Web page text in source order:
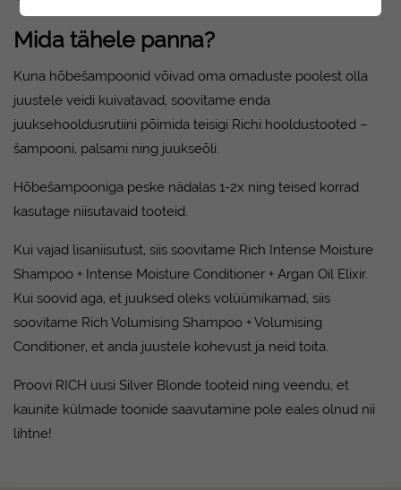
Mida tähele panna?
Kuna hõbešampoonid võivad oma omaduste poolest olla
juustele veidi kuivatavad, soovitame enda
juuksehooldusrutiini põimida teisigi Richi hooldustooted –
šampooni, palsami ning juukseõli.
Hõbešampooniga peske nädalas 1-2x ning teised korrad
kasutage niisutavaid tooteid.
Kui vajad lisaniisutust, siis soovitame Rich Intense Moisture
Shampoo + Intense Moisture Conditioner + Argan Oil Elixir.
Kui soovid aga, et juuksed oleks volüümikamad, siis
soovitame Rich Volumising Shampoo +Volumising
Conditioner, et anda juustele kohevust ja neid toita.
Proovi RICH uusi Silver Blonde tooteid ning veendu, et
kaunite külmade toonide saavutamine pole eales olnud nii
lihtne!